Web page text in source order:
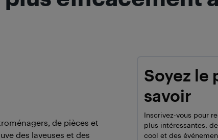
de pièces et
des laveuses et des
Soyez le
savoir
Inscrivez-vous pour
plus intéressantes,
cool et des